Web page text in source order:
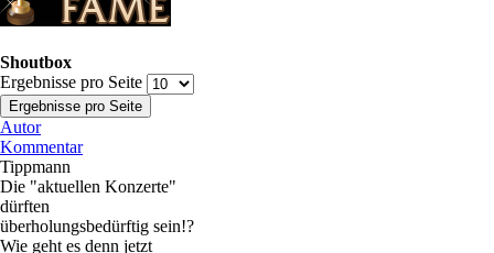
Shoutbox
Ergebnisse pro Seite
Autor
Kommentar
Tippmann
Die "aktuellen Konzerte"
dürften
überholungsbedürftig sein!?
Wie geht es denn jetzt